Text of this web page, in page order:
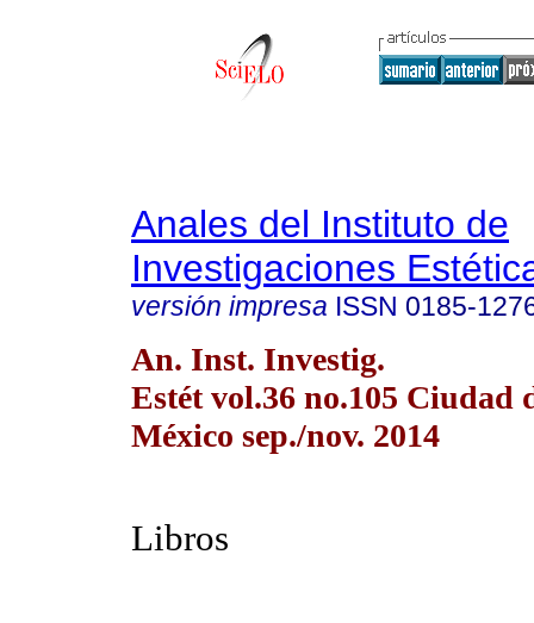
Anales del Instituto de
Investigaciones
versión impresa ISSN 0185-
An. Inst. Investig.
Estét vol.36 no.105 Ciudad
México sep./nov. 2014
Libros